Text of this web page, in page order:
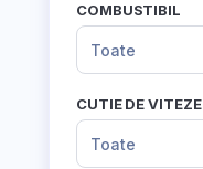
COMBUSTIBIL
Toate
CUTIE DE VITEZE
Toate